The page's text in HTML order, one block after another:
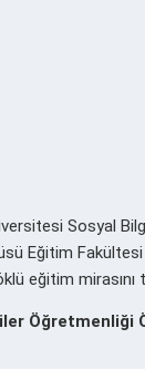
Sosyal
Eğitim
eğitim
Öğretmenliği